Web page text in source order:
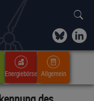
Energiebörse Allgemein